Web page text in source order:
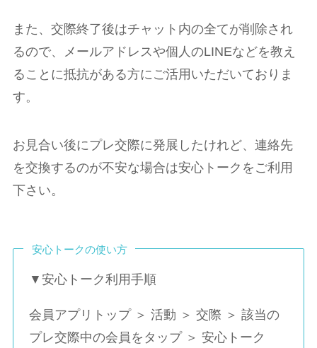
また、交際終了後はチャット内の全てが削除され
るので、メールアドレスや個人のLINEなどを教え
ることに抵抗がある方にご活用いただいておりま
す。
お見合い後にプレ交際に発展したけれど、連絡先
を交換するのが不安な場合は安心トークをご利用
下さい。
安心トークの使い方
▼安心トーク利用手順
会員アプリトップ ＞ 活動 ＞ 交際 ＞ 該当の
プレ交際中の会員をタップ ＞ 安心トーク